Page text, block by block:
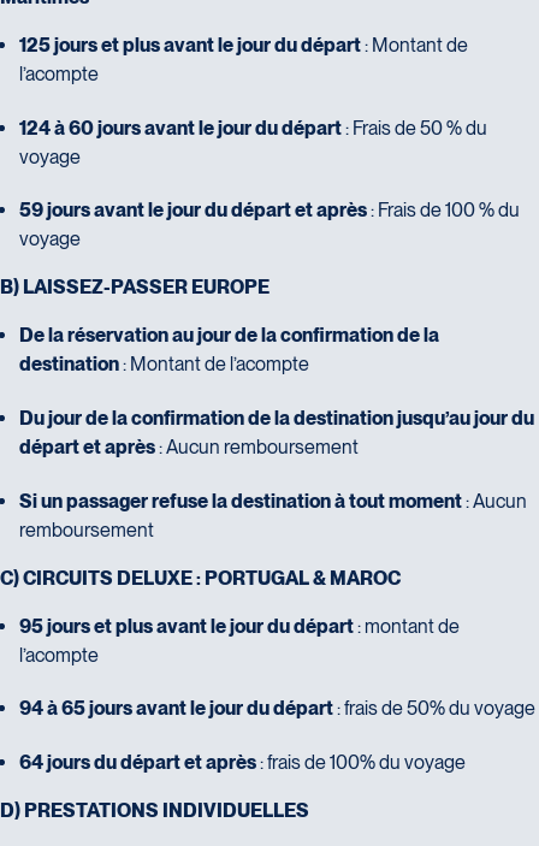
125 jours et plus avant le jour du départ: Montant de
l’acompte
124 à 60 jours avant le jour du départ: Frais de 50 % du
voyage
59 jours avant le jour du départ et après: Frais de 100 % du
voyage
B) LAISSEZ-PASSER EUROPE
De la réservation au jour de la confirmation de la
destination: Montant de l’acompte
Du jour de la confirmation de la destination jusqu’au jour du
départ et après: Aucun remboursement
Si un passager refuse la destination à tout moment: Aucun
remboursement
C) CIRCUITS DELUXE : PORTUGAL & MAROC
95 jours et plus avant le jour du départ: montant de
l’acompte
94 à 65 jours avant le jour du départ: frais de 50% du voyage
64 jours du départ et après: frais de 100% du voyage
D) PRESTATIONS INDIVIDUELLES